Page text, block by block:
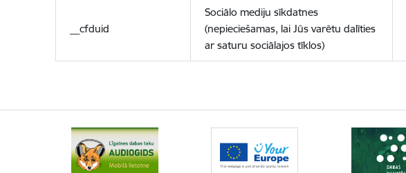
__cfduid
Sociālo mediju sīkdatnes
(nepieciešamas, lai Jūs varētu dalīties
ar saturu sociālajos tīklos)